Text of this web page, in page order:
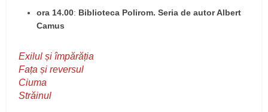
ora 14.00: Biblioteca Polirom. Seria de autor Albert
Camus
Exilul și împărăția
Fața și reversul
Ciuma
Străinul